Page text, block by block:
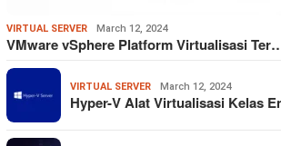
VIRTUAL SERVER March 12, 2024
VMware vSphere Platform Virtualisasi
VIRTUAL SERVER March 12, 2024
Hyper-V Alat Virtualisasi Kelas